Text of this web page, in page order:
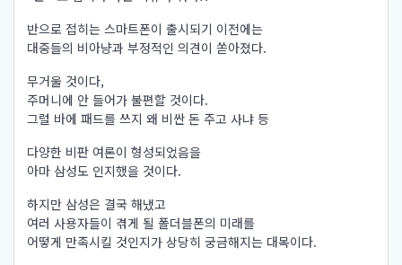
반으로 접히는 스마트폰이 출시되기 이전에는
대중들의 비아냥과 부정적인 의견이 쏟아졌다.
무거울 것이다,
주머니에 안 들어가 불편할 것이다.
그럴 바에 패드를 쓰지 왜 비싼 돈 주고 사냐 등
다양한 비판 여론이 형성되었음을
아마 삼성도 인지했을 것이다.
하지만 삼성은 결국 해냈고
여러 사용자들이 겪게 될 폴더블폰의 미래를
어떻게 만족시킬 것인지가 상당히 궁금해지는 대목이다.